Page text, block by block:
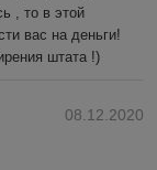
, то в этой
вас на деньги!
штата !)
08.12.2020